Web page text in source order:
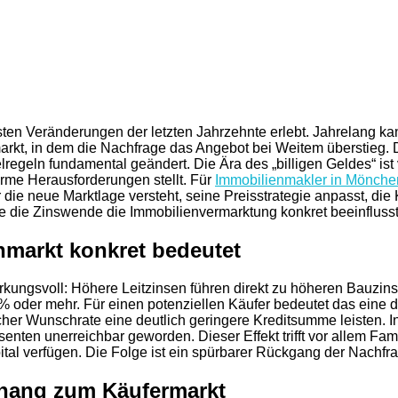
Veränderungen der letzten Jahrzehnte erlebt. Jahrelang
in dem die Nachfrage das Angebot bei Weitem
fundamental geändert. Die Ära des „billigen Geldes“
Herausforderungen stellt. Für Immobilienmakler in
neue Marktlage versteht, seine Preisstrategie anpasst,
Zinswende die Immobilienvermarktung konkret
konkret bedeutet
Höhere Leitzinsen führen direkt zu höheren
oder mehr. Für einen potenziellen Käufer bedeutet das
Wunschrate eine deutlich geringere Kreditsumme leisten.
unerreichbar geworden. Dieser Effekt trifft vor allem
verfügen. Die Folge ist ein spürbarer Rückgang der
zum Käufermarkt